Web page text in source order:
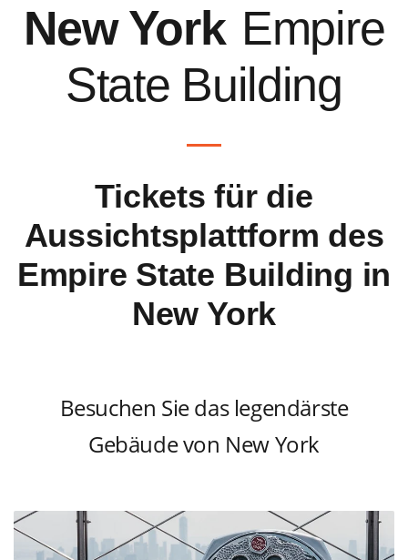
New York Empire
State Building
Tickets für die
Aussichtsplattform des
Empire State Building in
New York
Besuchen Sie das legendärste
Gebäude von New York